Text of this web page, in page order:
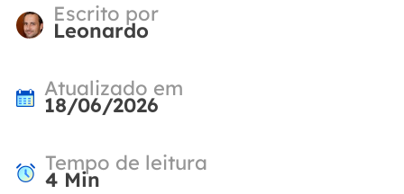
Escrito por
Leonardo
Atualizado em
18/06/2026
Tempo de leitura
4Min